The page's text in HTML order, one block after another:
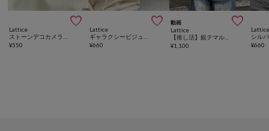

Lattice
¥550

Lattice
¥660
動画 
Lattice
【推し活】銀テマルチショルダー
¥1,100 ¥660